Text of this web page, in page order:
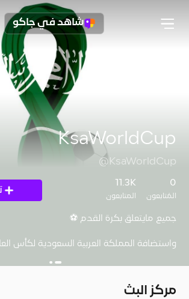
شاهد في جاكو
KsaWorldCup
@KsaWorldCup
0
المُتابعون
11.3K
المتابعون
جميع مايتعلق بكرة القدم ⚽️
واستضافة المملكة العربية السعودية لكأس العالم
مركز البث